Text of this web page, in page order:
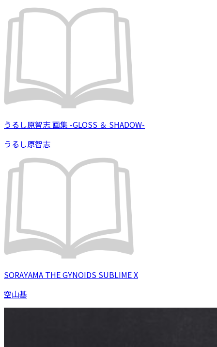
うるし原智志 画集 -GLOSS ＆ SHADOW-
うるし原智志
SORAYAMA THE GYNOIDS SUBLIME X
空山基